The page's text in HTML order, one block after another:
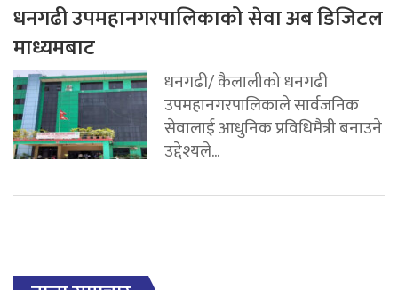
धनगढी उपमहानगरपालिकाको सेवा अब डिजिटल
माध्यमबाट
धनगढी/ कैलालीको धनगढी
उपमहानगरपालिकाले सार्वजनिक
सेवालाई आधुनिक प्रविधिमैत्री बनाउने
उद्देश्यले...